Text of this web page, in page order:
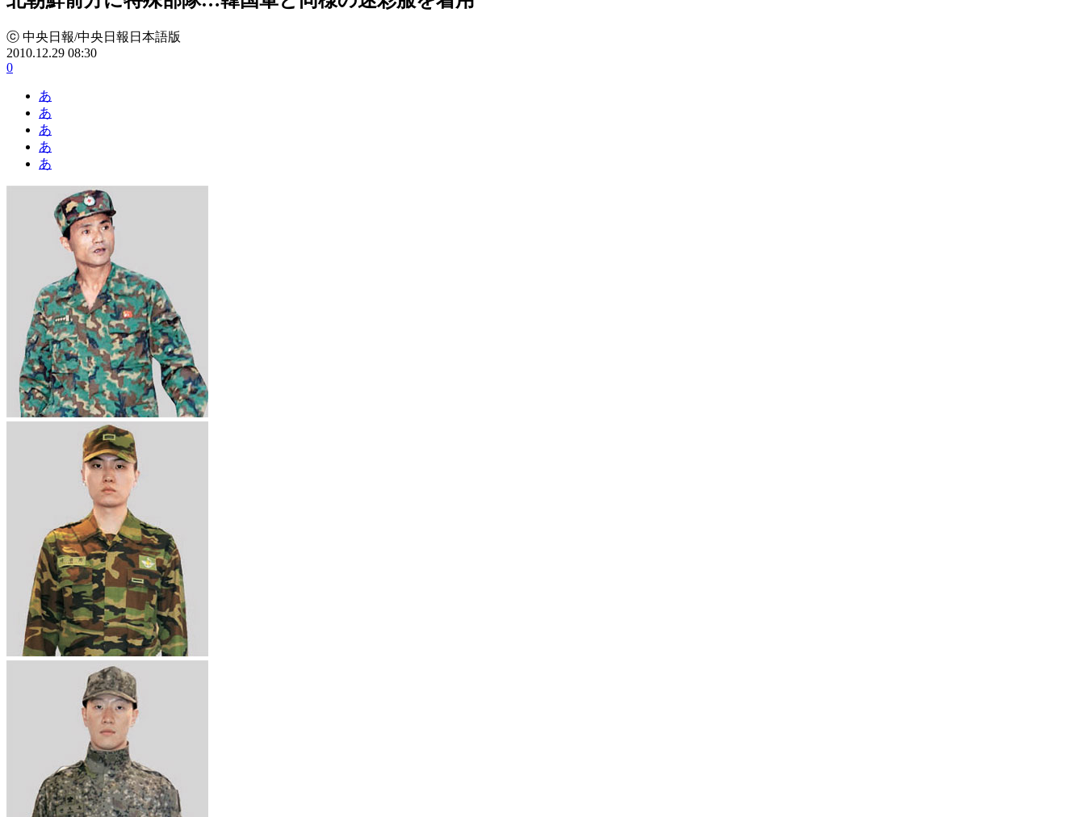
ⓒ 中央日報/中央日報日本語版
2010.12.29 08:30
0
あ
あ
あ
あ
あ